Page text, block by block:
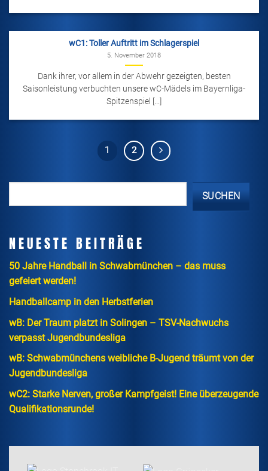
wC1: Toller Auftritt im Schlagerspiel
5. November 2018
Dank ihrer, vor allem in der Abwehr gezeigten, besten
Saisonleistung verbuchten unsere wC-Mädels im Bayernliga-
Spitzenspiel [...]
1 2
SUCHEN
NEUESTE BEITRÄGE
50 Jahre Handball in Schwabmünchen – das muss
gefeiert werden!
Handballcamp in den Herbstferien
wB: Der Traum platzt in Solingen – TSV-Nachwuchs
verpasst Jugendbundesliga
wB: Schwabmünchens weibliche B-Jugend träumt von der
Jugendbundesliga
wC2: Starke Nerven, großer Kampfgeist! Eine überzeugende
Qualifikationsrunde!